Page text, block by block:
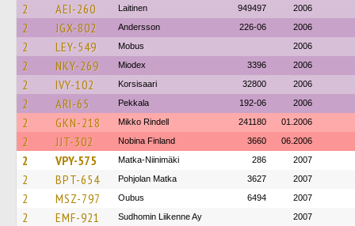
2 AEI-260 Laitinen 949497 2006
2 JGX-802 Andersson 226-06 2006
2 LEY-549 Mobus 2006
2 NKY-269 Miodex 3396 2006
2 IVY-102 Korsisaari 32800 2006
2 ARI-65 Pekkala 192-06 2006
2 GKN-218 Mikko Rindell 241180 01.2006
2 JJT-302 Nobina Finland 3660 06.2006
2 VPY-575 Matka-Niinimäki 286 2007
2 BPT-654 Pohjolan Matka 3627 2007
2 MSZ-797 Oubus 6494 2007
2 EMF-921 Sudhomin Liikenne Ay 2007